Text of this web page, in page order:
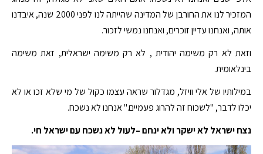
המזכיר לנו את החורבן של המדינה שהייתה לנו לפני 2000 שנה, איבדנו
אותה, ואנחנו עדיין זוכרים, ואנחנו נמשי לזכור.
וזאת לא רק משימה יהודית , לא רק משימה ישראלית, זאת משימה
בינלאומית.
במילותיו של אלי וויזל, מגדלור שראה עצמו כקול של מי שלא זכו או לא
יכלו לדבר, "לשכוח זה להרוג פעמיים." אנחנו לא נשכח.
נצח ישראל לא ישקר ולא ינחם –לעול לא נשכח עם ישראל חי.